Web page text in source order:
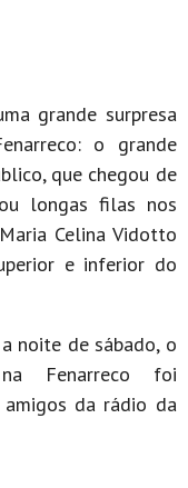
grande surpresa
o grande
que chegou de
longas filas nos
Celina Vidotto
e inferior do
noite de sábado, o
Fenarreco foi
da rádio da